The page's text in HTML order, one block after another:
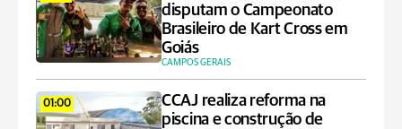
disputam o Campeonato
Brasileiro de Kart Cross em
Goiás
CAMPOS GERAIS
01:00
CCAJ realiza reforma na
piscina e construção de